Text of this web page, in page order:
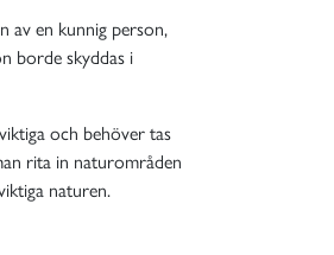
av en kunnig person,
borde skyddas i
och behöver tas
rita in naturområden
naturen.